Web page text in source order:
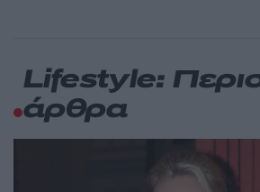
Lifestyle:
άρθρα